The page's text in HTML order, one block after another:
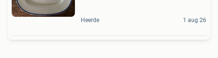
Heerde 1 aug 26